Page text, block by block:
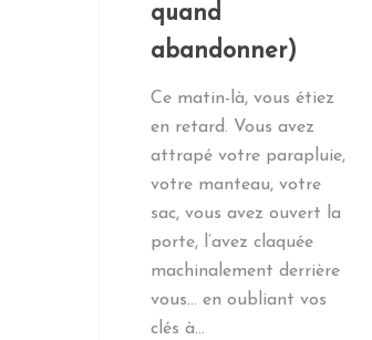
quand
abandonner)
Ce matin-là, vous étiez
en retard. Vous avez
attrapé votre parapluie,
votre manteau, votre
sac, vous avez ouvert la
porte, l’avez claquée
machinalement derrière
vous… en oubliant vos
clés à…